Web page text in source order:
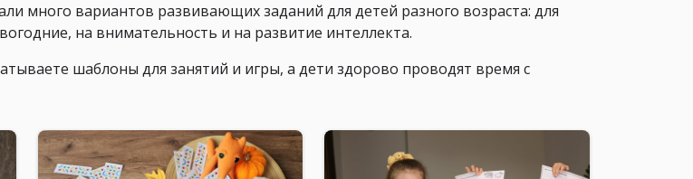
много вариантов развивающих заданий для детей разного возраста: для
на внимательность и на развитие интеллекта.
шаблоны для занятий и игры, а дети здорово проводят время с